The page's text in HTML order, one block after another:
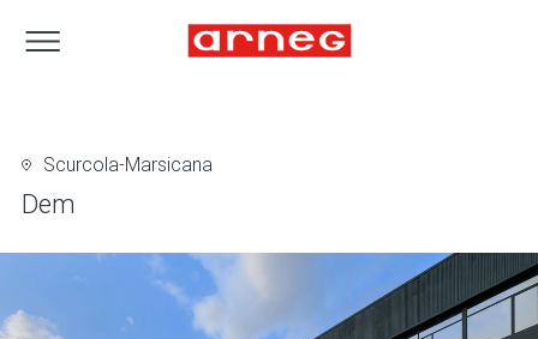
Scurcola-Marsicana
Dem